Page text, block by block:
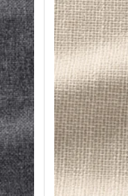
Option: VIMLE,
Option: VIMLE,